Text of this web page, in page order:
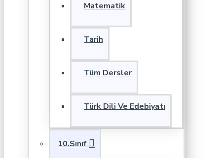
Matematik
Tarih
Tüm Dersler
Türk Dili Ve Edebiyatı
10.Sınıf